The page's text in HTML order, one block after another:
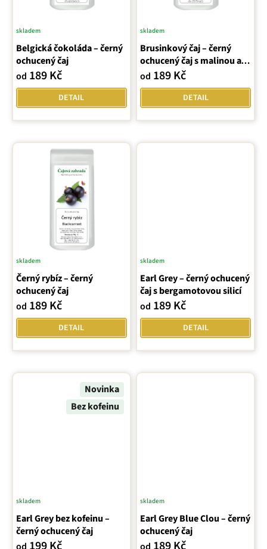
u
ů
Belgická čokoláda – černý
ochucený čaj
Průměrné
hodnocení
produktu
je
5,0
z
5
skladem
od 189 Kč
DETAIL
Brusinkový čaj – černý
ochucený čaj s malinou a
růží
skladem
od 189 Kč
DETAIL
Černý rybíz – černý
ochucený čaj
Průměrné
hodnocení
produktu
je
5,0
z
5
skladem
od 189 Kč
DETAIL
Earl Grey – černý ochucený
čaj s bergamotovou silicí
Průměrné
hodnocení
produktu
je
5,0
z
5
skladem
od 189 Kč
DETAIL
Novinka
Bez kofeinu
Earl Grey bez kofeinu –
černý ochucený čaj
skladem
Earl Grey Blue Clou – černý
ochucený čaj
skladem